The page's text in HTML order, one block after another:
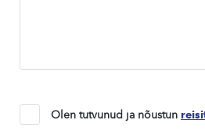
Olen tutvunud ja nõustun